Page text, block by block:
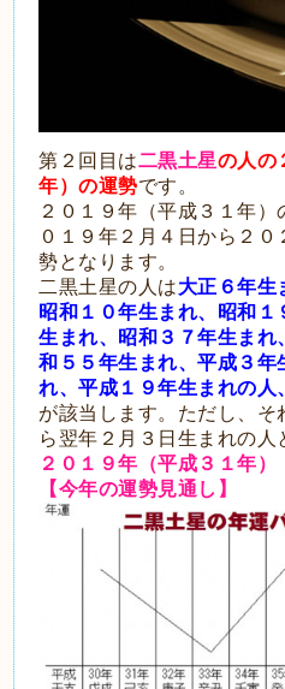
第２回目は二黒土星の人の
年）の運勢です。
２０１９年（平成３１年）
０１９年２月４日から２
勢となります。
二黒土星の人は大正６年生
昭和１０年生まれ、昭和
生まれ、昭和３７年生まれ
和５５年生まれ、平成３年
れ、平成１９年生まれの人
が該当します。ただし、
ら翌年２月３日生まれの人
２０１９年（平成３１年
【今年の運勢見通し】